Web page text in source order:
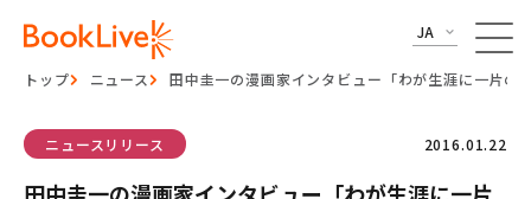
JA
トップ ニュース 田中圭一の漫画家インタビュー「わが生涯に一片
ニュースリリース 2016.01.22